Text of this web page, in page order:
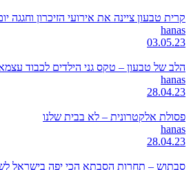
קרית טבעון ציינה את אירועי הזיכרון וחגגה יום הולדת 75
hanas
03.05.23
הלב של טבעון – טקס גני הילדים לכבוד עצמאות 75 זכה להצלחה רבה גם
hanas
28.04.23
פסולת אלקטרונית – לא בבית שלנו
hanas
28.04.23
סבתוש – תחרות הסבתא הכי יפה בישראל לשנת